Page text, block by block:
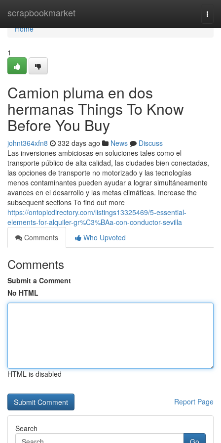
scrapbookmarket
Home
Home
1
Camion pluma en dos
hermanas Things To Know
Before You Buy
johnt364xfn8 332 days ago News
Discuss
Las inversiones ambiciosas en soluciones tales como el
transporte público de alta calidad, las ciudades bien conectadas,
las opciones de transporte no motorizado y las tecnologías
menos contaminantes pueden ayudar a lograr simultáneamente
avances en el desarrollo y las metas climáticas. Increase the
subsequent sections To find out more
https://ontopicdirectory.com/listings13325469/5-essential-
elements-for-alquiler-gr%C3%BAa-con-conductor-sevilla
Comments
Who Upvoted
Comments
Submit a Comment
No HTML
HTML is disabled
Report Page
Search